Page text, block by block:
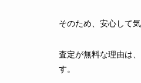
そのため、安心して
査定が無料な理由は
す。